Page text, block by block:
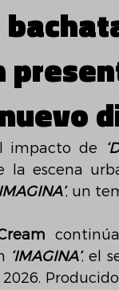
impacto de
la escena
, un
‘IMAGINA’, el